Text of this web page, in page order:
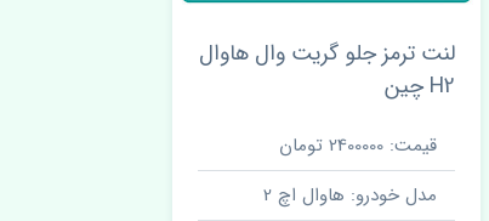
لنت ترمز جلو گریت وال هاوال
H2 چین
قیمت: 2400000 تومان
مدل خودرو: هاوال اچ 2